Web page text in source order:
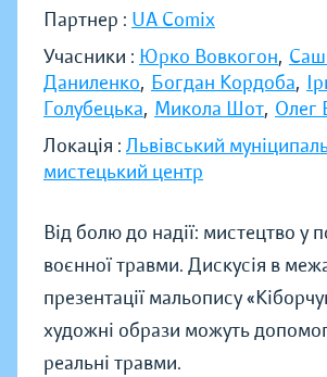
Партнер : UA Comix
Учасники : Юрко Вовкогон,
Даниленко, Богдан Кордоба,
Голубецька, Микола Шот, Олег
Локація : Львівський
мистецький центр
Від болю до надії: мистецтво у
воєнної травми. Дискусія в
презентації мальопису
художні образи можуть
реальні травми.